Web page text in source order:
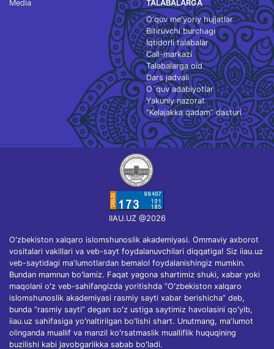
Media
TALABALARGA
O‘quv me'yoriy hujjatlar
Bitiruvchi burchagi
Iqtidorli talabalar
Call-markazi
Talabalarga oid
Dars jadvali
O`quv adabiyotlar
Yakuniy nazorat
“Kelajakka qadam” dasturi
IIAU.UZ @2026
Oʻzbekiston xalqaro islomshunoslik akademiyasi. Ommaviy axborot
vositalari vakillari va veb-sayt foydalanuvchilari diqqatiga! Siz iiau.uz
veb-saytidagi maʼlumotlardan bemalol foydalanishingiz mumkin.
Bundan mamnun boʻlamiz. Faqat yagona shartimiz shuki, xabar yoki
maqolani oʻz veb-sahifangizda yoritishda “Oʻzbekiston xalqaro
islomshunoslik akademiyasi rasmiy sayti xabar berishicha” deb,
bunda “rasmiy sayti” degan soʻz ustiga saytimiz havolasini qoʻyib,
iiau.uz sahifasiga yoʻnaltirilgan boʻlishi shart. Unutmang, maʼlumot
olinganda muallif va manzil koʻrsatmaslik mualliflik huquqining
buzilishi kabi javobgarlikka sabab boʻladi.